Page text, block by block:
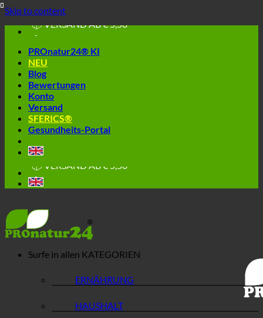
Skip to content
🔆 GESUND. NACHHALTIG.
📦 VERSAND AB € 5,50
🔖 KAUF AUF RECHNUNG
PROnatur24® KI
NEU
Blog
Bewertungen
Konto
Versand
SFERICS®
Gesundheits-Portal
🔆 GESUND. NACHHALTIG.
📦 VERSAND AB € 5,50
🔖 KAUF AUF RECHNUNG
Surfe in allen KATEGORIEN
ERNÄHRUNG
HAUSHALT